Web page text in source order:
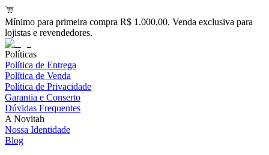
Mínimo para primeira compra R$ 1.000,00. Venda exclusiva para
lojistas e revendedores.
Políticas
Política de Entrega
Política de Venda
Política de Privacidade
Garantia e Conserto
Dúvidas Frequentes
A Novitah
Nossa Identidade
Blog